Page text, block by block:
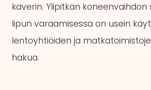
kaverin. Ylipitkän koneenvaihdon
lipun varaamisessa on usein
lentoyhtiöiden ja
hakua.